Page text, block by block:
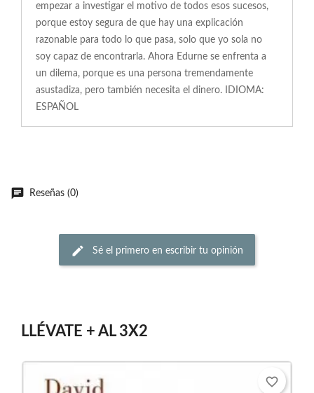
empezar a investigar el motivo de todos esos sucesos,
porque estoy segura de que hay una explicación
razonable para todo lo que pasa, solo que yo sola no
soy capaz de encontrarla. Ahora Edurne se enfrenta a
un dilema, porque es una persona tremendamente
asustadiza, pero también necesita el dinero. IDIOMA:
ESPAÑOL
Reseñas (0)
Sé el primero en escribir tu opinión
LLÉVATE + AL 3X2
favorite_border